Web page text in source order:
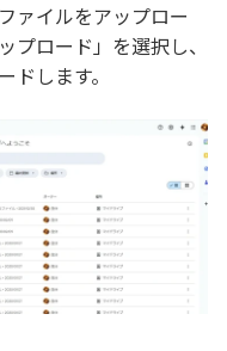
ァイルをアップロー
プロード」を選択し、
します。